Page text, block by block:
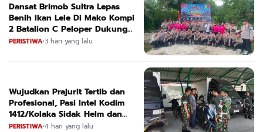
Dansat Brimob Sultra Lepas
Benih Ikan Lele Di Mako Kompi
2 Batalion C Peloper Dukung
ketahanan Pangan Nasional
PERISTIWA•3 hari yang lalu
Wujudkan Prajurit Tertib dan
Profesional, Pasi Intel Kodim
1412/Kolaka Sidak Helm dan
Kendaraan
PERISTIWA•4 hari yang lalu